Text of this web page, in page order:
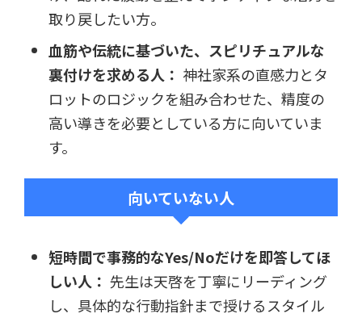
取り戻したい方。
血筋や伝統に基づいた、スピリチュアルな
裏付けを求める人： 神社家系の直感力とタ
ロットのロジックを組み合わせた、精度の
高い導きを必要としている方に向いていま
す。
向いていない人
短時間で事務的なYes/Noだけを即答してほ
しい人： 先生は天啓を丁寧にリーディング
し、具体的な行動指針まで授けるスタイル